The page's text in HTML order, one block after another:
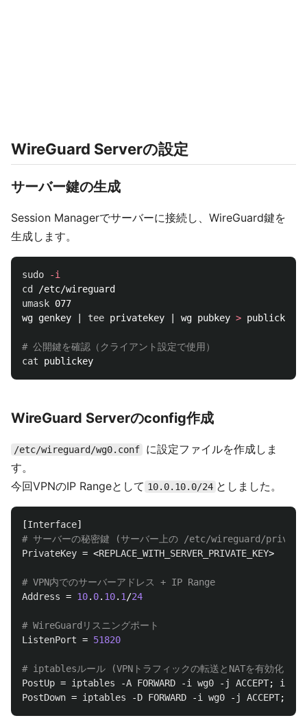
WireGuard Serverの設定
サーバー鍵の生成
Session Managerでサーバーに接続し、WireGuard鍵を
生成します。
sudo
-i
cd
umask 077
wg genkey | tee privatekey | wg pubkey > publickey
# 公開鍵を確認（クライアント設定で使用）
cat
WireGuard Serverのconfig作成
/etc/wireguard/wg0.conf
に設定ファイルを作成しま
す。
今回VPNのIP Rangeとして 10.0.10.0/24 としました。
[Interface
PrivateKey = <REPLACE_WITH_SERVER_PRIVATE_KEY>
Address = 10. 0. 10. 1 /24
ListenPort = 51820
PostUp = iptables -A FORWARD -i wg0 - j ACCEPT;
PostDown = iptables -D FORWARD -i wg0 - j ACCEPT;